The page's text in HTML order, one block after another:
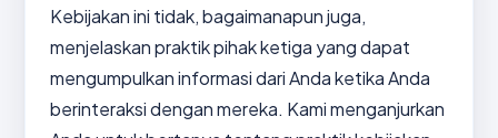
Kebijakan ini tidak, bagaimanapun juga,
menjelaskan praktik pihak ketiga yang dapat
mengumpulkan informasi dari Anda ketika Anda
berinteraksi dengan mereka. Kami menganjurkan